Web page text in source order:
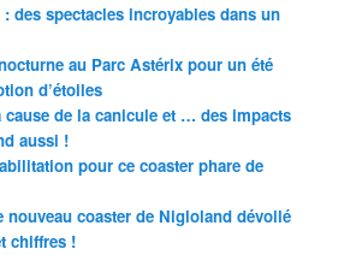
: des spectacles incroyables dans un
au Parc Astérix pour un été
d’étoiles
cause de la canicule et … des impacts
aussi !
pour ce coaster phare de
nouveau coaster de Nigloland dévoilé
chiffres !